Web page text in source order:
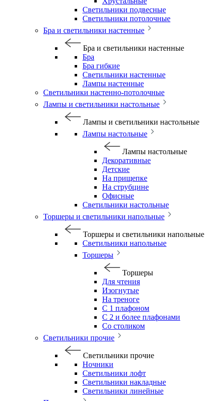
Светильники подвесные
Светильники потолочные
Бра и светильники настенные
Бра и светильники настенные
Бра
Бра гибкие
Светильники настенные
Лампы настенные
Светильники настенно-потолочные
Лампы и светильники настольные
Лампы и светильники настольные
Лампы настольные
Лампы настольные
Декоративные
Детские
На прищепке
На струбцине
Офисные
Светильники настольные
Торшеры и светильники напольные
Торшеры и светильники напольные
Светильники напольные
Торшеры
Торшеры
Для чтения
Изогнутые
На треноге
С 1 плафоном
С 2 и более плафонами
Со столиком
Светильники прочие
Светильники прочие
Ночники
Светильники лофт
Светильники накладные
Светильники линейные